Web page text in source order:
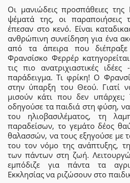
Οι μανιώδεις προσπάθειες της
ψέματά της, οι παραποιήσεις
έπεσαν στο κενό. Είναι
ανθρώπινη συνείδηση για ένα
από τα άπειρα που
Φρανσίσκο Φερρέρ
τις πιο ανατριχιαστικές
παράδειγμα. Τι φρίκη! Ο
στην ύπαρξη του Θεού. Γιατί
μισούν κάτι που δεν
οδηγούσε τα παιδιά στη φύση, να
του ηλιοβασιλέματος, τη
παραδείσων, το γεμάτο δέος
θαλασσών, να τους εξηγούσε με
του τον νόμο της ανάπτυξης,
των πάντων στη ζωή.
εμπόδιζε για πάντα τα
Εκκλησίας να ριζώσουν στο